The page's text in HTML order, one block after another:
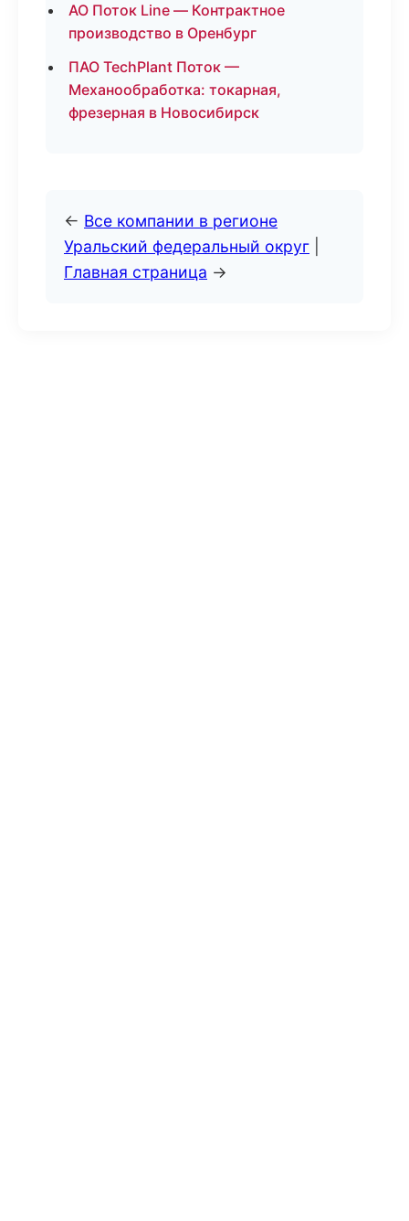
АО Поток Line — Контрактное
производство в Оренбург
ПАО TechPlant Поток —
Механообработка: токарная,
фрезерная в Новосибирск
← Все компании в регионе
Уральский федеральный округ
Главная страница →